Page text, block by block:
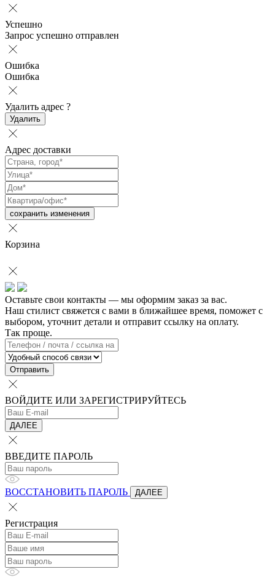
Успешно
Запрос успешно отправлен
Ошибка
Ошибка
Удалить адрес ?
Удалить
Адрес доставки
сохранить изменения
Корзина
Оставьте свои контакты — мы оформим заказ за вас.
Наш стилист свяжется с вами в ближайшее время, поможет с
выбором, уточнит детали и отправит ссылку на оплату.
Так проще.
Отправить
ВОЙДИТЕ ИЛИ ЗАРЕГИСТРИРУЙТЕСЬ
ДАЛЕЕ
ВВЕДИТЕ ПАРОЛЬ
ВОССТАНОВИТЬ ПАРОЛЬ ДАЛЕЕ
Регистрация